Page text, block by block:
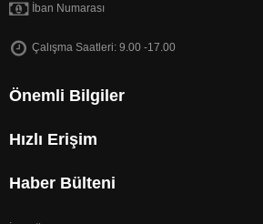
İban Numarası
Çalışma Saatleri: 9.00 -17.00
Önemli Bilgiler
Hızlı Erişim
Haber Bülteni